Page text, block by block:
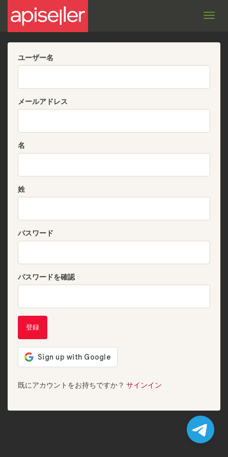
ユーザー名
メールアドレス
名
姓
パスワード
パスワードを確認
登録
既にアカウントをお持ちですか？ サインイン